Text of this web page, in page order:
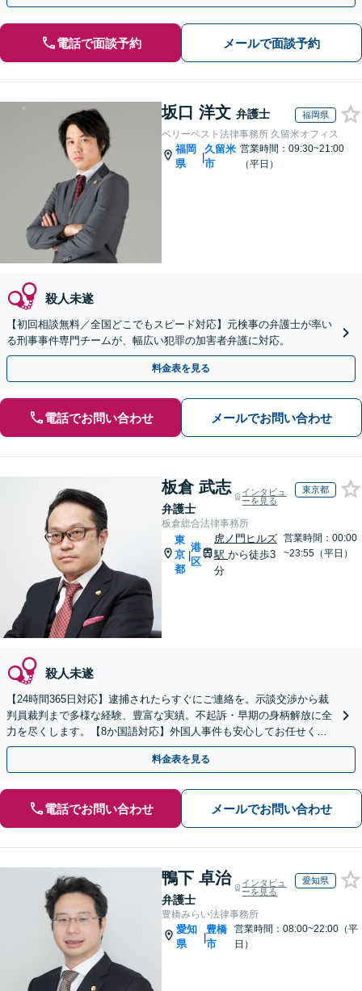
電話で面談予約 メールで面談予約
坂口 洋文 弁護士 福岡県
ベリーベスト法律事務所 久留米オフィス
福岡
県
|
久留米
市
営業時間：09:30~21:00
（平日）
殺人未遂
【初回相談無料／全国どこでもスピード対応】元検事の弁護士が率い
る刑事事件専門チームが、幅広い犯罪の加害者弁護に対応。
料金表を見る
電話でお問い合わせ メールでお問い合わせ
板倉 武志
弁護士
インタビュ
ーを見る
東京都
板倉総合法律事務所
東
京
都
|
港
区
虎ノ門ヒルズ
駅 から徒歩3
分
営業時間：00:00
~23:55（平日）
殺人未遂
【24時間365日対応】逮捕されたらすぐにご連絡を。示談交渉から裁
判員裁判まで多様な経験、豊富な実績。不起訴・早期の身柄解放に全
力を尽くします。【8か国語対応】外国人事件も安心してお任せくだ
さい【初回相談30分無料】【電話・ビデオ面談可】
料金表を見る
電話でお問い合わせ メールでお問い合わせ
鴨下 卓治
弁護士
インタビュ
ーを見る
愛知県
豊橋みらい法律事務所
愛知
県
|
豊橋
市
営業時間：08:00~22:00（平
日）